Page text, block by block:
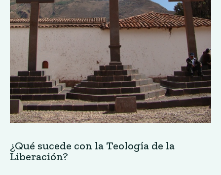
¿Qué sucede con la Teología de la
Liberación?